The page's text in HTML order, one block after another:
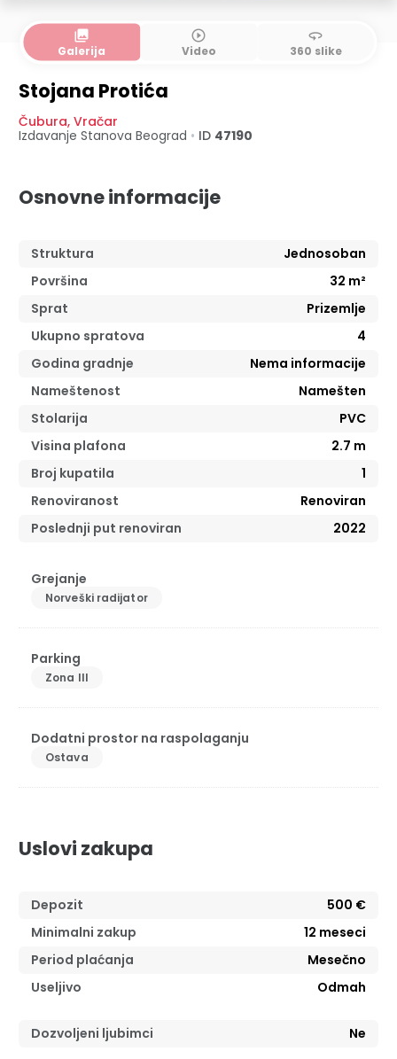
collections
Galerija
play_circle_outline
Video
360
360 slike
Stojana Protića
Čubura, Vračar
Izdavanje Stanova Beograd • ID 47190
Osnovne informacije
Struktura
Jednosoban
Površina
32 m²
Sprat
Prizemlje
Ukupno spratova
4
Godina gradnje
Nema informacije
Nameštenost
Namešten
Stolarija
PVC
Visina plafona
2.7 m
Broj kupatila
1
Renoviranost
Renoviran
Poslednji put renoviran
2022
Grejanje
Norveški radijator
Parking
Zona III
Dodatni prostor na raspolaganju
Ostava
Uslovi zakupa
Depozit
500 €
Minimalni zakup
12 meseci
Period plaćanja
Mesečno
Useljivo
Odmah
Dozvoljeni ljubimci Ne